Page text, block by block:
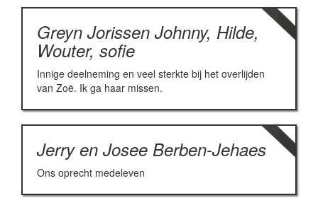
Greyn Jorissen Johnny, Hilde,
Wouter, sofie
Innige deelneming en veel sterkte bij het overlijden
van Zoë. Ik ga haar missen.
Jerry en Josee Berben-Jehaes
Ons oprecht medeleven